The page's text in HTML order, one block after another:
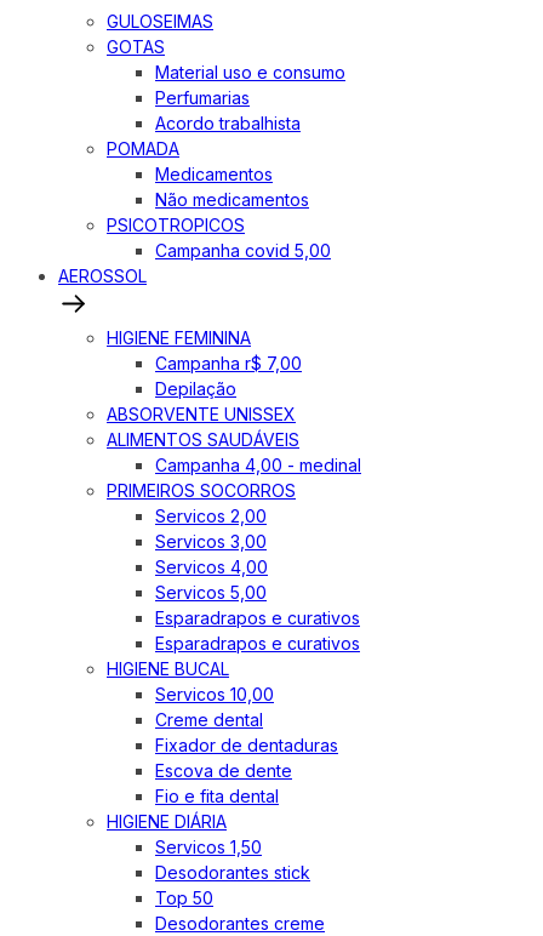
GULOSEIMAS
GOTAS
Material uso e consumo
Perfumarias
Acordo trabalhista
POMADA
Medicamentos
Não medicamentos
PSICOTROPICOS
Campanha covid 5,00
AEROSSOL
HIGIENE FEMININA
Campanha r$ 7,00
Depilação
ABSORVENTE UNISSEX
ALIMENTOS SAUDÁVEIS
Campanha 4,00 - medinal
PRIMEIROS SOCORROS
Servicos 2,00
Servicos 3,00
Servicos 4,00
Servicos 5,00
Esparadrapos e curativos
Esparadrapos e curativos
HIGIENE BUCAL
Servicos 10,00
Creme dental
Fixador de dentaduras
Escova de dente
Fio e fita dental
HIGIENE DIÁRIA
Servicos 1,50
Desodorantes stick
Top 50
Desodorantes creme